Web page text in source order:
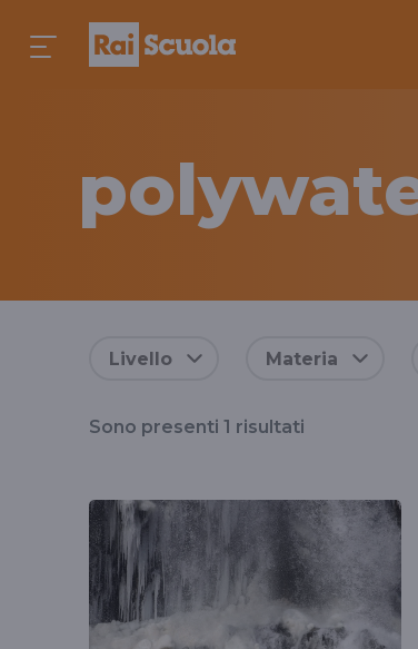
tag
polywater
Livello Materia
Sono presenti 1 risultati